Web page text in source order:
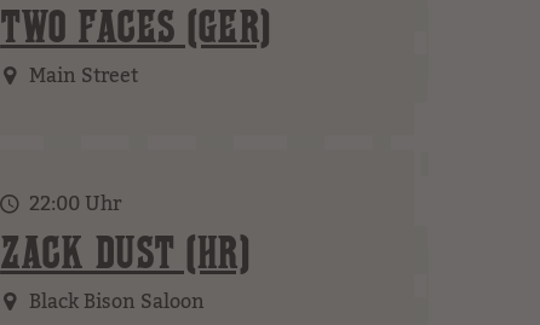
TWO FACES (GER)
Main Street
22:00 Uhr
ZACK DUST (HR)
Black Bison Saloon